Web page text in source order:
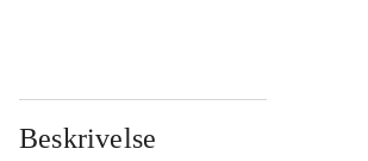
Beskrivelse